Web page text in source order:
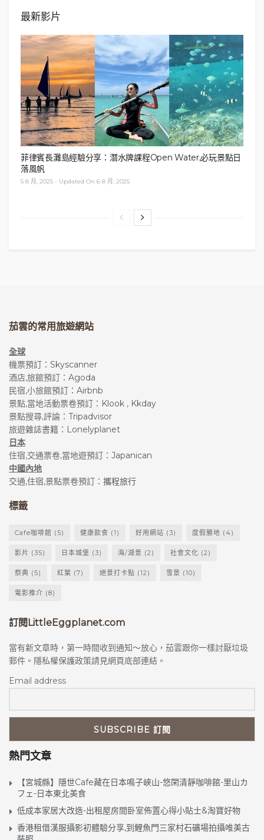
延伸閱讀：
【日本東北紅葉】賞楓不一定去京都-關東,東北部5日
紅葉美景之旅-遊記目錄-行程計劃貼士
餐廳資訊
：從JR鳴子溫泉站轉乘15分鐘紅葉季節臨時
最新影片
菲律賓長灘島經驗分享：潛水牌課程Open Water,必玩景點日
落風帆
5 8 月, 2025 - Updated On 6 8 月, 2025
茄雲的常用旅遊網站
全球
機票預訂： Skyscanner
酒店,旅館預訂： Agoda
民宿,小旅館預訂： Airbnb
景點,當地活動票卷預訂： Klook , Kkday
景點搜尋,評論： Tripadvisor
旅遊雜誌書籍： Lonelyplanet
日本
住宿,交通票卷,當地遊預訂： Japanican
中國內地
交通,住宿,景點票卷預訂： 攜程旅行
標籤
Cafe咖啡館 (5) 健康飲食 (1) 好用網站 (3) 度假勝地 (4)
影片 (35) 日本城堡 (3) 海/湖景 (2) 社會文化 (2)
祭典 (5) 紅葉 (7) 絕景打卡點 (12) 雪景 (10)
電影推介 (8)
訂閱LittleEggplanet.com
當有新文章時，第一時間收到通知～放心，茄雲跟你一樣討厭垃圾
郵件。隱私權保護政策請見網頁底部連結。
Email address
熱門文章
【宮城縣】隱世Cafe藏在日本鳴子峽山-悠閑清靜咖啡館-里山カ
フェ-日本東北美食
低成本家居大改造-出租屋房間卧室佈置心得小貼士&淘寶好物
香港租借漢服攝影初體驗分享,到鯉魚門三家村石礦場拍攝唯美古